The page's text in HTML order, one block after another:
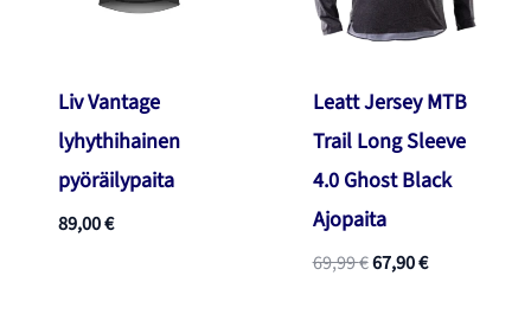
Liv Vantage
lyhythihainen
pyöräilypaita
89,00€
Leatt Jersey MTB
Trail Long Sleeve
4.0 Ghost Black
Ajopaita
69,99€Alkuperäinen
67,90€Nykyinen